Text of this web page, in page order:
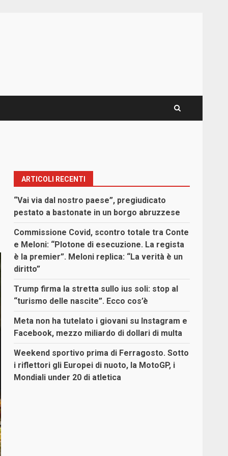
ARTICOLI RECENTI
“Vai via dal nostro paese”, pregiudicato
pestato a bastonate in un borgo abruzzese
Commissione Covid, scontro totale tra Conte
e Meloni: “Plotone di esecuzione. La regista
è la premier”. Meloni replica: “La verità è un
diritto”
Trump firma la stretta sullo ius soli: stop al
“turismo delle nascite”. Ecco cos’è
Meta non ha tutelato i giovani su Instagram e
Facebook, mezzo miliardo di dollari di multa
Weekend sportivo prima di Ferragosto. Sotto
i riflettori gli Europei di nuoto, la MotoGP, i
Mondiali under 20 di atletica